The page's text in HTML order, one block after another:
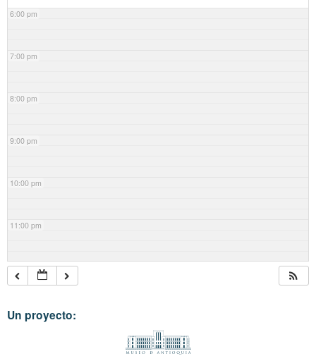
6:00 pm
7:00 pm
8:00 pm
9:00 pm
10:00 pm
11:00 pm
Un proyecto: